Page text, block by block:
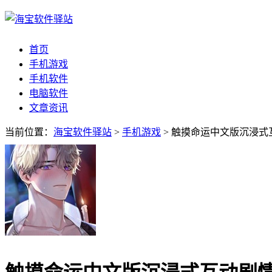
首页
手机游戏
手机软件
电脑软件
文章资讯
当前位置： 海宝软件驿站 > 手机游戏 > 触摸命运中文版沉浸式